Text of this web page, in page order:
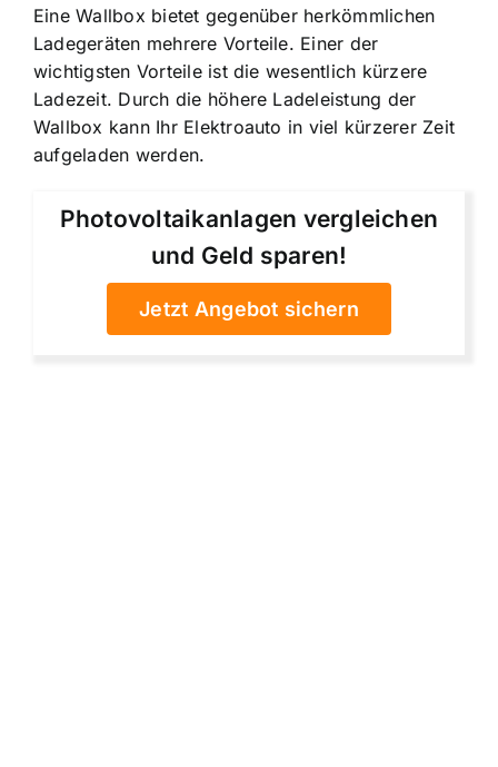
Eine Wallbox bietet gegenüber herkömmlichen
Ladegeräten mehrere Vorteile. Einer der
wichtigsten Vorteile ist die wesentlich kürzere
Ladezeit. Durch die höhere Ladeleistung der
Wallbox kann Ihr Elektroauto in viel kürzerer Zeit
aufgeladen werden.
Photovoltaikanlagen vergleichen
und Geld sparen!
Jetzt Angebot sichern